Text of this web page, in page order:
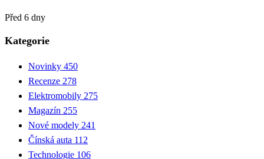
Před 6 dny
Kategorie
Novinky 450
Recenze 278
Elektromobily 275
Magazín 255
Nové modely 241
Čínská auta 112
Technologie 106